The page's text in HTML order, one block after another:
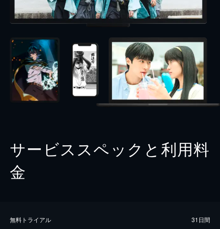
サービススペックと利用料
金
無料トライアル 31日間